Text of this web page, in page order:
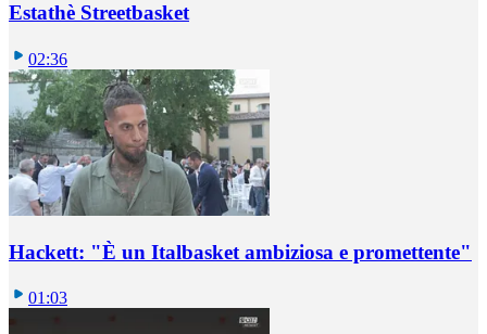
Estathè Streetbasket
02:36
Hackett: "È un Italbasket ambiziosa e promettente"
01:03